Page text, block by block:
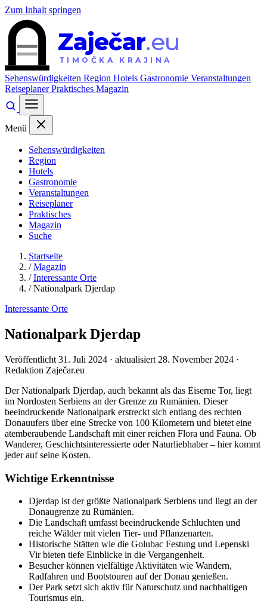
Zum Inhalt springen
Zaječar.eu
TIMOČKA KRAJINA
Sehenswürdigkeiten Region Hotels Gastronomie Veranstaltungen
ReiseplanerPraktisches Magazin
Menü
Sehenswürdigkeiten
Region
Hotels
Gastronomie
Veranstaltungen
Reiseplaner
Praktisches
Magazin
Suche
Startseite
/ Magazin
/ Interessante Orte
/ Nationalpark Djerdap
Interessante Orte
Nationalpark Djerdap
Veröffentlicht 31. Juli 2024 · aktualisiert 28. November 2024 ·
Redaktion Zaječar.eu
Der Nationalpark Djerdap, auch bekannt als das Eiserne Tor, liegt
im Nordosten Serbiens an der Grenze zu Rumänien. Dieser
beeindruckende Nationalpark erstreckt sich entlang des rechten
Donauufers über eine Strecke von 100 Kilometern und bietet eine
atemberaubende Landschaft mit einer reichen Flora und Fauna. Ob
Wanderer, Geschichtsinteressierte oder Naturliebhaber – hier kommt
jeder auf seine Kosten.
Wichtige Erkenntnisse
Djerdap ist der größte Nationalpark Serbiens und liegt an der
Donaugrenze zu Rumänien.
Die Landschaft umfasst beeindruckende Schluchten und
reiche Wälder mit vielen Tier- und Pflanzenarten.
Historische Stätten wie die Golubac Festung und Lepenski
Vir bieten tiefe Einblicke in die Vergangenheit.
Besucher können vielfältige Aktivitäten wie Wandern,
Radfahren und Bootstouren auf der Donau genießen.
Der Park setzt sich aktiv für Naturschutz und nachhaltigen
Tourismus ein.